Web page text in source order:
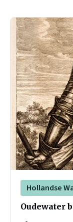
Hollandse
Oudewater